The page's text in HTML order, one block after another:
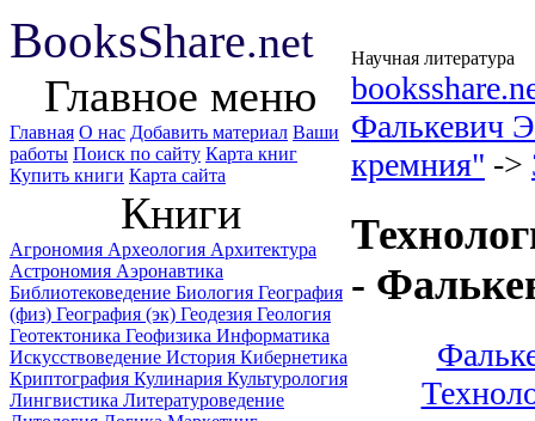
BooksShare.net Научная литература
Главное меню
Главная О нас Добавить материал Ваши
работы Поиск по сайту Карта книг
Купить книги Карта сайта
Книги
Агрономия Археология Архитектура
Астрономия Аэронавтика
Библиотековедение Биология География
(физ) География (эк) Геодезия Геология
Геотектоника Геофизика Информатика
Искусствоведение История Кибернетика
Криптография Кулинария Культурология
Лингвистика Литературоведение
Фалькевич
кремния" ->
-